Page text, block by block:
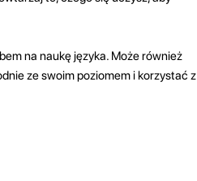
na naukę języka. Może również
ze swoim poziomem i korzystać z